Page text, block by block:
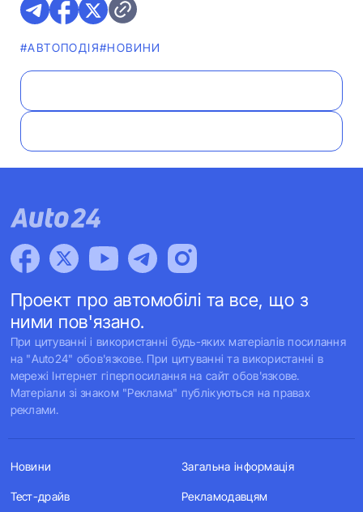
#АВТОПОДІЯ#НОВИНИ
Проект про автомобілі та все, що з
ними пов'язано.
При цитуванні і використанні будь-яких матеріалів посилання
на "Auto24" обов'язкове. При цитуванні та використанні в
мережі Інтернет гіперпосилання на сайт обов'язкове.
Матеріали зі знаком "Реклама" публікуються на правах
реклами.
Новини
Тест-драйв
Загальна інформація
Рекламодавцям